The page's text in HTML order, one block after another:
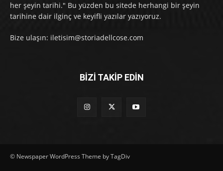
her şeyin tarihi." Bu yüzden bu sitede herhangi bir şeyin
tarihine dair ilginç ve keyifli yazılar yazıyoruz.
Bize ulaşın: iletisim@storiadellcose.com
BİZİ TAKİP EDİN
© Newspaper WordPress Theme by TagDiv